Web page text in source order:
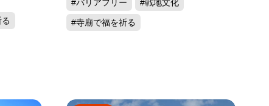
#バリアフリー #戦地文化
#寺廟で福を祈る